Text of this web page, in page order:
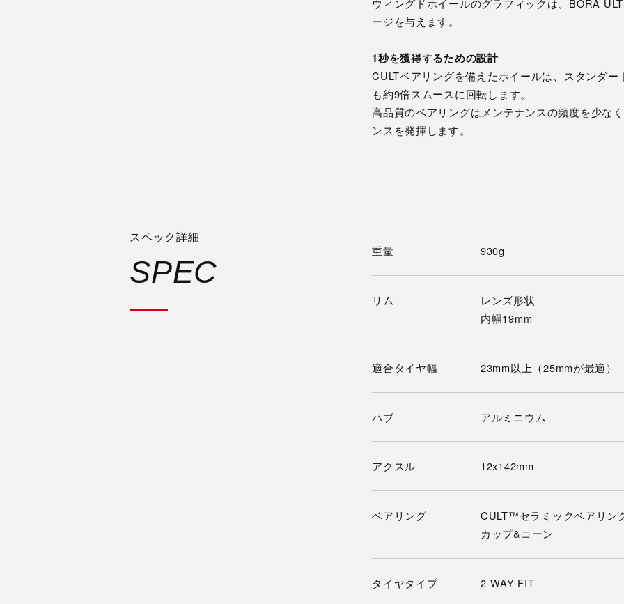
ウィングドホイールのグラフィックは、BORA
ージを与えます。
1秒を獲得するための設計
CULTベアリングを備えたホイールは、スタンダ
も約9倍スムースに回転します。
高品質のベアリングはメンテナンスの頻度を少な
ンスを発揮します。
スペック詳細
SPEC
重量 930g
リム
レンズ形状
内幅19mm
適合タイヤ幅 23mm以上（25mmが最適）
ハブ アルミニウム
アクスル 12x142mm
ベアリング
CULT™セラミックベアリン
カップ&コーン
タイヤタイプ 2-WAY FIT